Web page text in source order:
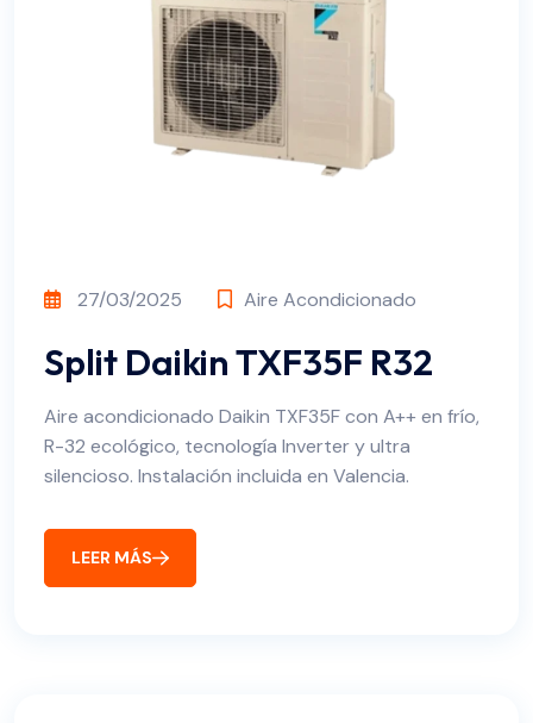
27/03/2025 Aire Acondicionado
Split Daikin TXF35F R32
Aire acondicionado Daikin TXF35F con A++ en frío,
R-32 ecológico, tecnología Inverter y ultra
silencioso. Instalación incluida en Valencia.
LEER MÁS